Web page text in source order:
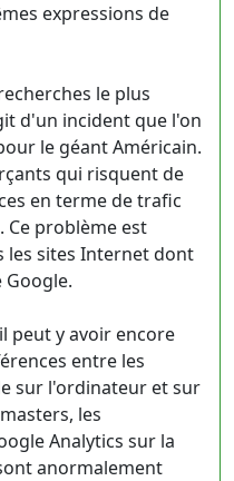
expressions de
le plus
d'un incident que l'on
le géant Américain.
qui risquent de
en terme de trafic
Ce problème est
les sites Internet dont
peut y avoir encore
entre les
sur l'ordinateur et sur
les
Analytics sur la
anormalement